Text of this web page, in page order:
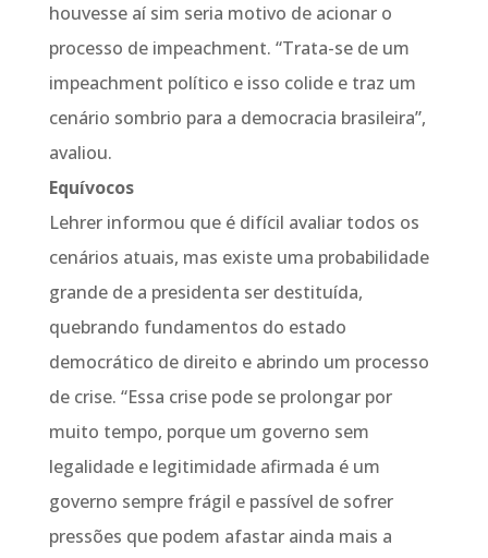
houvesse aí sim seria motivo de acionar o
processo de impeachment. “Trata-se de um
impeachment político e isso colide e traz um
cenário sombrio para a democracia brasileira”,
avaliou.
Equívocos
Lehrer informou que é difícil avaliar todos os
cenários atuais, mas existe uma probabilidade
grande de a presidenta ser destituída,
quebrando fundamentos do estado
democrático de direito e abrindo um processo
de crise. “Essa crise pode se prolongar por
muito tempo, porque um governo sem
legalidade e legitimidade afirmada é um
governo sempre frágil e passível de sofrer
pressões que podem afastar ainda mais a